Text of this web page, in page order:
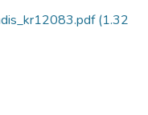
(1.32